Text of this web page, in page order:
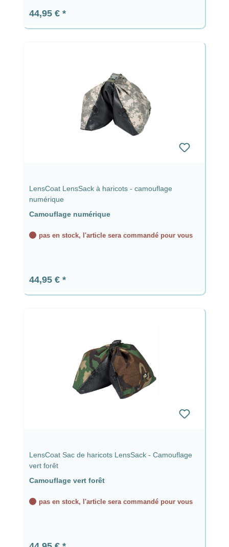
Prix régulier :
44,95 €
LensCoat LensSack à haricots - camouflage
numérique
Camouflage numérique
pas en stock, l'article sera commandé pour vous
Prix régulier :
44,95 €
LensCoat Sac de haricots LensSack - Camouflage
vert forêt
Camouflage vert forêt
pas en stock, l'article sera commandé pour vous